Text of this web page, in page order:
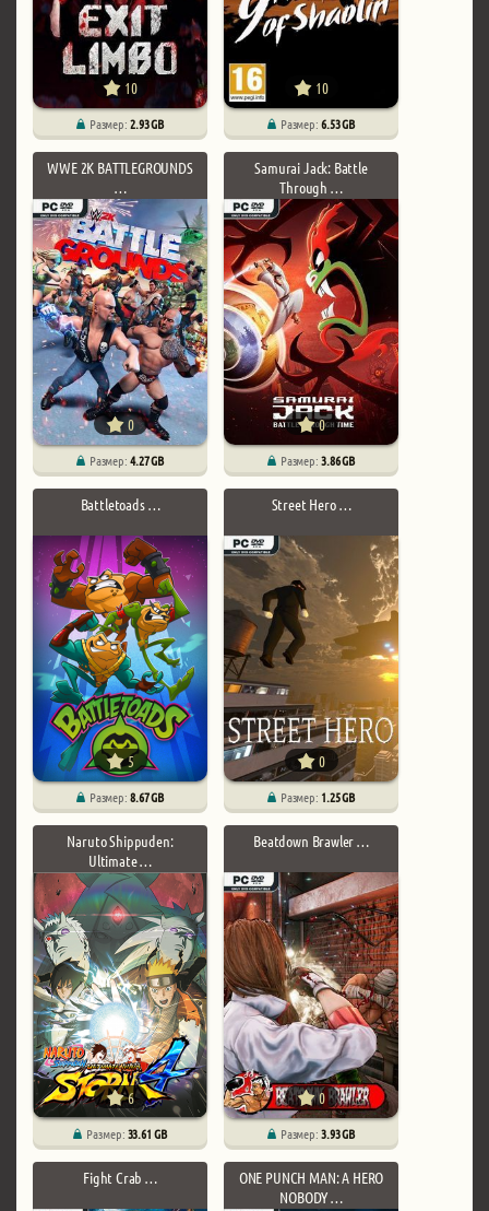
10
Размер:2.93 GB
10
Размер:6.53 GB
WWE 2K BATTLEGROUNDS
…
0
Размер:4.27 GB
Samurai Jack: Battle
Through …
0
Размер:3.86 GB
Battletoads …
5
Размер:8.67 GB
Street Hero …
0
Размер: 1.25 GB
Naruto Shippuden:
Ultimate …
6
Размер:33.61 GB
Beatdown Brawler …
0
Размер:3.93 GB
Fight Crab …
ONE PUNCH MAN: A HERO
NOBODY …